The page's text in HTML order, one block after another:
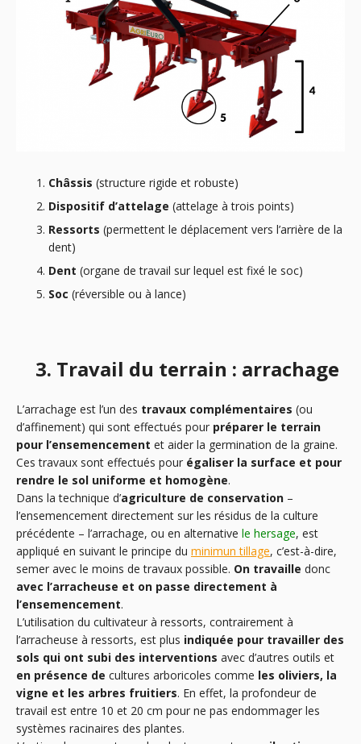
Châssis (structure rigide et robuste)
Dispositif d’attelage (attelage à trois points)
Ressorts (permettent le déplacement vers l’arrière de la
dent)
Dent (organe de travail sur lequel est fixé le soc)
Soc (réversible ou à lance)
3. Travail du terrain : arrachage
L’arrachage est l’un des travaux complémentaires (ou
d’affinement) qui sont effectués pour préparer le terrain
pour l’ensemencement et aider la germination de la graine.
Ces travaux sont effectués pour égaliser la surface et pour
rendre le sol uniforme et homogène.
Dans la technique d’agriculture de conservation –
l’ensemencement directement sur les résidus de la culture
précédente – l’arrachage, ou en alternative le hersage, est
appliqué en suivant le principe du minimun tillage, c’est-à-dire,
semer avec le moins de travaux possible. On travaille donc
avec l’arracheuse et on passe directement à
l’ensemencement.
L’utilisation du cultivateur à ressorts, contrairement à
l’arracheuse à ressorts, est plus indiquée pour travailler des
sols qui ont subi des interventions avec d’autres outils et
en présence de cultures arboricoles comme les oliviers, la
vigne et les arbres fruitiers. En effet, la profondeur de
travail est entre 10 et 20 cm pour ne pas endommager les
systèmes racinaires des plantes.